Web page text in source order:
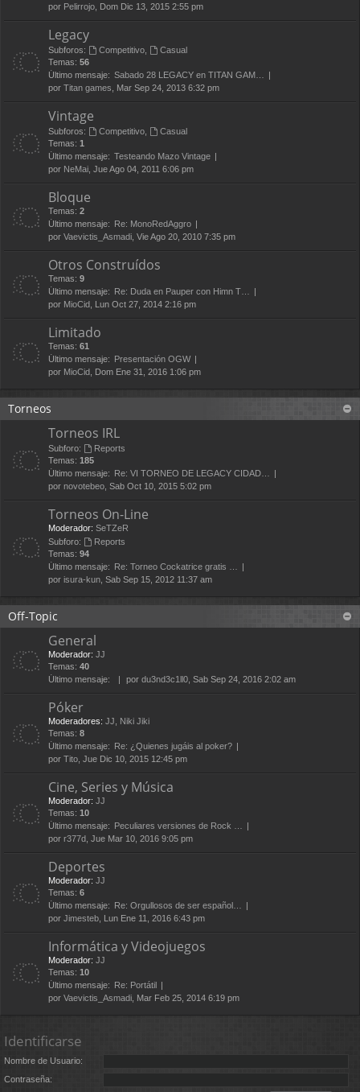
por Pelirrojo, Dom Dic 13, 2015 2:55 pm
Legacy
Subforos: Competitivo,
Casual
Temas: 56
Último mensaje: Sabado 28 LEGACY en TITAN GAM…
por Titan games, Mar Sep 24, 2013 6:32 pm
Vintage
Subforos: Competitivo,
Casual
Temas: 1
Último mensaje: Testeando Mazo Vintage
por NeMai, Jue Ago 04, 2011 6:06 pm
Bloque
Temas: 2
Último mensaje:
Re: MonoRedAggro
por Vaevictis_Asmadi, Vie Ago 20, 2010 7:35 pm
Otros Construídos
Temas: 9
Último mensaje:
Re: Duda en Pauper con Himn T…
por MioCid, Lun Oct 27, 2014 2:16 pm
Limitado
Temas: 61
Último mensaje:
Presentación OGW
por MioCid, Dom Ene 31, 2016 1:06 pm
Torneos
Torneos IRL
Subforo:
Reports
Temas: 185
Último mensaje:
Re: VI TORNEO DE LEGACY CIDAD…
por novotebeo, Sab Oct 10, 2015 5:02 pm
Torneos On-Line
Moderador: SeTZeR
Subforo:
Reports
Temas: 94
Último mensaje:
Re: Torneo Cockatrice gratis …
por isura-kun, Sab Sep 15, 2012 11:37 am
Off-Topic
General
Moderador: JJ
Temas: 40
Último mensaje:
por du3nd3c1ll0, Sab Sep 24, 2016 2:02 am
Póker
Moderadores: JJ, Niki Jiki
Temas: 8
Último mensaje:
Re: ¿Quienes jugáis al poker?
por Tito, Jue Dic 10, 2015 12:45 pm
Cine, Series y Música
Moderador: JJ
Temas: 10
Último mensaje:
Peculiares versiones de Rock …
por r377d, Jue Mar 10, 2016 9:05 pm
Deportes
Moderador: JJ
Temas: 6
Último mensaje:
Re: Orgullosos de ser español…
por Jimesteb, Lun Ene 11, 2016 6:43 pm
Informática y Videojuegos
Moderador: JJ
Temas: 10
Último mensaje:
Re: Portátil
por Vaevictis_Asmadi, Mar Feb 25, 2014 6:19 pm
Identificarse
Nombre de Usuario:
Contraseña: